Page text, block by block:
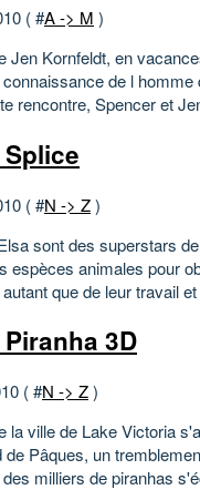
( #A -> M )
Jen Kornfeldt, en
connaissance de l
rencontre, Spencer et
( #N -> Z)
sont des superstars
espèces animales pour
que de leur travail
3D
( #N -> Z)
la ville de Lake Victoria
de Pâques, un
milliers de piranhas